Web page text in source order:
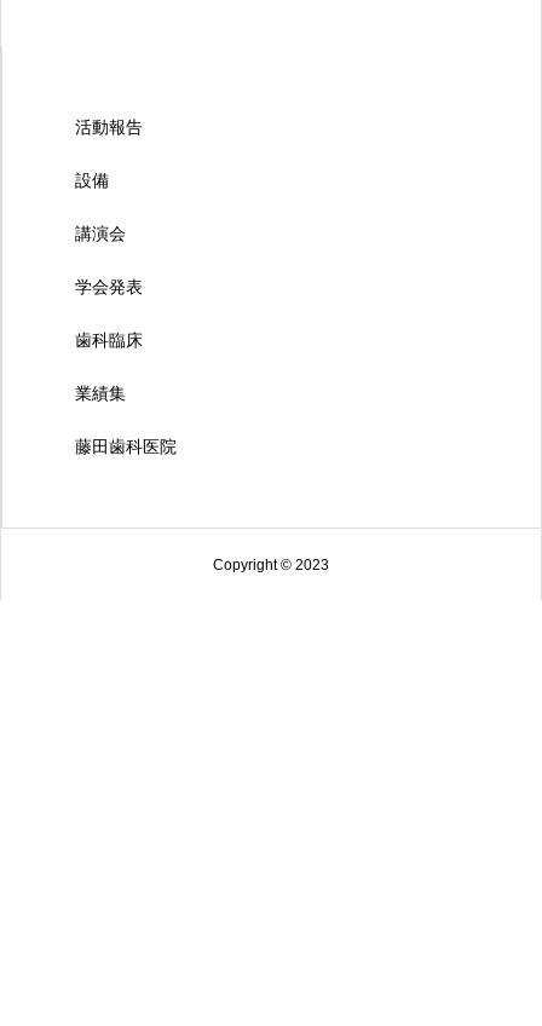
活動報告
設備
講演会
学会発表
歯科臨床
業績集
藤田歯科医院
Copyright © 2023